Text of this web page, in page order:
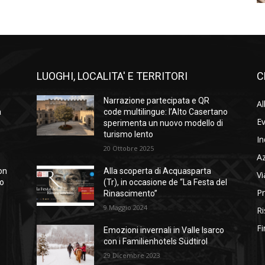
LUOGHI, LOCALITA' E TERRITORI
Narrazione partecipata e QR
code multilingue: l’Alto Casertano
sperimenta un nuovo modello di
turismo lento
20 Ottobre 2025
Alla scoperta di Acquasparta
(Tr), in occasione de “La Festa del
Rinascimento”
9 Maggio 2024
Emozioni invernali in Valle Isarco
con i Familienhotels Südtirol
29 Dicembre 2023